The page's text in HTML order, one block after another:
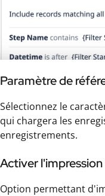
Paramètre de
Sélectionnez le
qui chargera les
enregistrements.
Activer l'impression
Option permettant